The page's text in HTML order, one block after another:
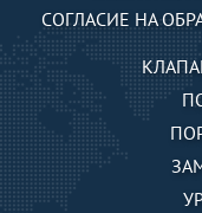
СОГЛАСИЕ НА